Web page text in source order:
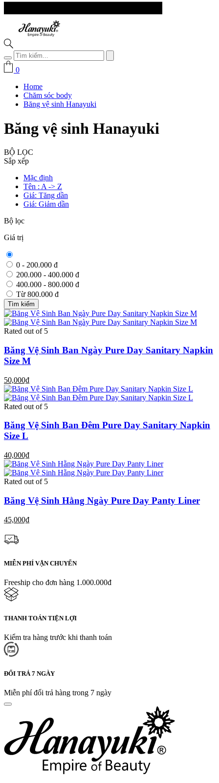
0
Home
Chăm sóc body
Băng vệ sinh Hanayuki
Băng vệ sinh Hanayuki
BỘ LỌC
Sắp xếp
Mặc định
Tên : A -> Z
Giá: Tăng dần
Giá: Giảm dần
Bộ lọc
Giá trị
0 - 200.000 đ
200.000 - 400.000 đ
400.000 - 800.000 đ
Từ 800.000 đ
Tìm kiếm
Rated out of 5
Băng Vệ Sinh Ban Ngày Pure Day Sanitary Napkin
Size M
50,000₫
Rated out of 5
Băng Vệ Sinh Ban Đêm Pure Day Sanitary Napkin
Size L
40,000₫
Rated out of 5
Băng Vệ Sinh Hằng Ngày Pure Day Panty Liner
45,000₫
MIỄN PHÍ VẬN CHUYỂN
Freeship cho đơn hàng 1.000.000đ
THANH TOÁN TIỆN LỢI
Kiểm tra hàng trước khi thanh toán
ĐỔI TRẢ 7 NGÀY
Miễn phí đổi trả hàng trong 7 ngày